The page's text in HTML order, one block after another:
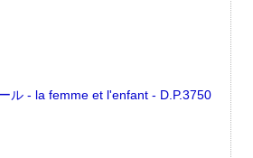
ル - la femme et l'enfant - D.P.3750